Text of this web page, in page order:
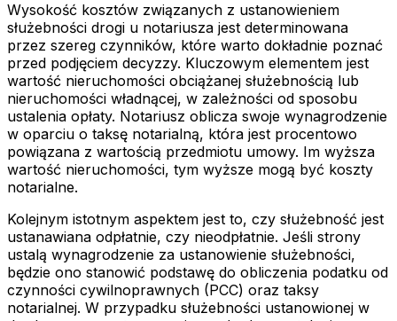
Wysokość kosztów związanych z ustanowieniem
służebności drogi u notariusza jest determinowana
przez szereg czynników, które warto dokładnie poznać
przed podjęciem decyzzy. Kluczowym elementem jest
wartość nieruchomości obciążanej służebnością lub
nieruchomości władnącej, w zależności od sposobu
ustalenia opłaty. Notariusz oblicza swoje wynagrodzenie
w oparciu o taksę notarialną, która jest procentowo
powiązana z wartością przedmiotu umowy. Im wyższa
wartość nieruchomości, tym wyższe mogą być koszty
notarialne.
Kolejnym istotnym aspektem jest to, czy służebność jest
ustanawiana odpłatnie, czy nieodpłatnie. Jeśli strony
ustalą wynagrodzenie za ustanowienie służebności,
będzie ono stanowić podstawę do obliczenia podatku od
czynności cywilnoprawnych (PCC) oraz taksy
notarialnej. W przypadku służebności ustanowionej w